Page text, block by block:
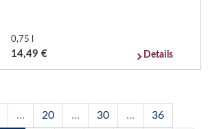
0,75 l
14,49 € Details
… 20 … 30 … 36